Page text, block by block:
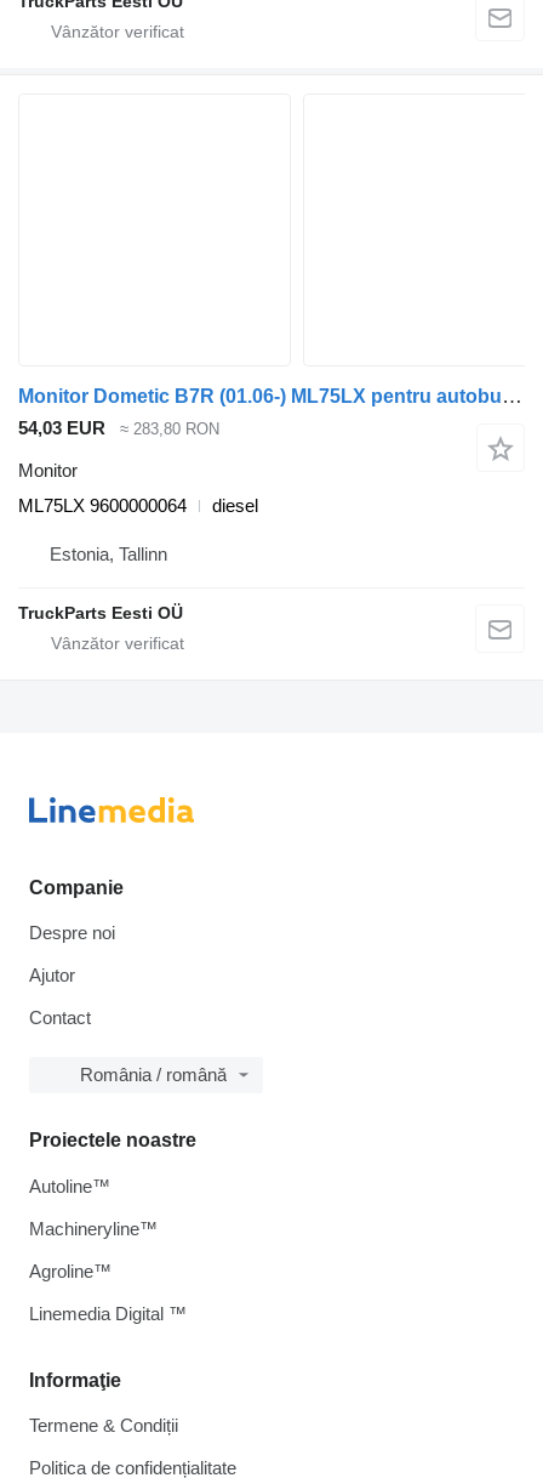
Monitor Dometic B7R (01.06-) ML75LX pentru autobuz Volvo B7, B8, B9, B12 bus (2005-)
54,03 EUR ≈ 283,80 RON
Monitor
ML75LX 9600000064
diesel
Estonia, Tallinn
TruckParts Eesti OÜ
Companie
Despre noi
Ajutor
Contact
România / română
Informaţie
Termene & Condiții
Politica de confidențialitate
Proiectele noastre
Autoline™
Machineryline™
Agroline™
Linemedia Digital ™